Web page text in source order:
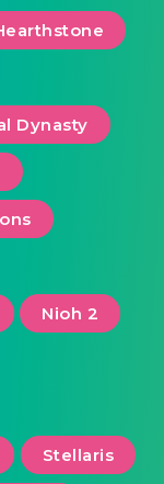
Dynasty
Nioh 2
Stellaris